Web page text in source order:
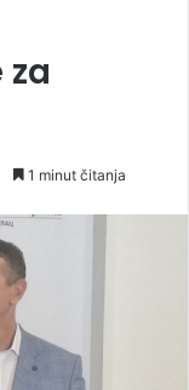
1 minut čitanja